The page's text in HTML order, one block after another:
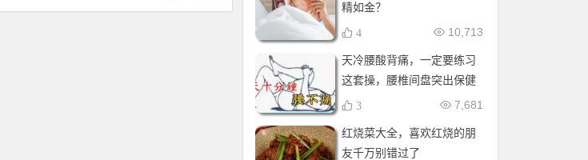
精如金？
10,713
4
天冷腰酸背痛，一定要练习
这套操，腰椎间盘突出保健
操，全套收好！每天十分钟
7,681
3
红烧菜大全，喜欢红烧的朋
友千万别错过了